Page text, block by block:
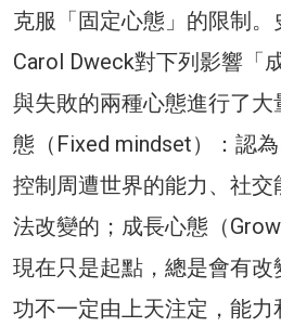
克服「固定心態」的限制
Carol Dweck對下列影響「
與失敗的兩種心態進行了
態（Fixed mindset）：認為
控制周遭世界的能力、社
法改變的；成長心態（
現在只是起點，總是會有
功不一定由上天注定，能